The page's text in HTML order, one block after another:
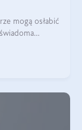
mogą osłabić